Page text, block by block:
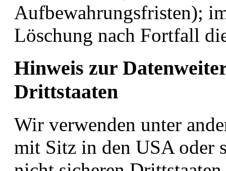
Aufbewahrungsfristen);
Löschung nach Fortfall
Hinweis zur
Drittstaaten
Wir verwenden unter
mit Sitz in den USA oder